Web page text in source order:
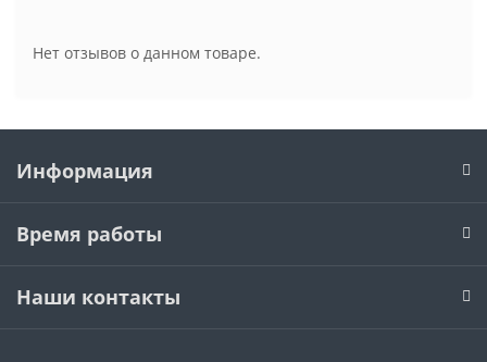
Нет отзывов о данном товаре.
Информация
Время работы
Наши контакты